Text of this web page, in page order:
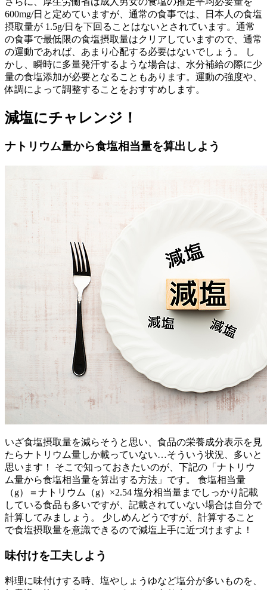
600mg/日と定めていますが、通常の食事では、日本人の食塩
摂取量が 1.5g/日を下回ることはないとされています。通常
の食事で最低限の食塩摂取量はクリアしていますので、通常
の運動であれば、あまり心配する必要はないでしょう。 し
かし、瞬時に多量発汗するような場合は、水分補給の際に少
量の食塩添加が必要となることもあります。運動の強度や、
体調によって調整することをおすすめします。
減塩にチャレンジ！
ナトリウム量から食塩相当量を算出しよう
いざ食塩摂取量を減らそうと思い、食品の栄養成分表示を見
たらナトリウム量しか載っていない…そういう状況、多いと
思います！ そこで知っておきたいのが、下記の「ナトリウ
ム量から食塩相当量を算出する方法」です。 食塩相当量
（g）＝ナトリウム（g）×2.54 塩分相当量までしっかり記載
している食品も多いですが、記載されていない場合は自分で
計算してみましょう。 少しめんどうですが、計算すること
で食塩摂取量を意識できるので減塩上手に近づけますよ！
味付けを工夫しよう
料理に味付けする時、塩やしょうゆなど塩分が多いものを、